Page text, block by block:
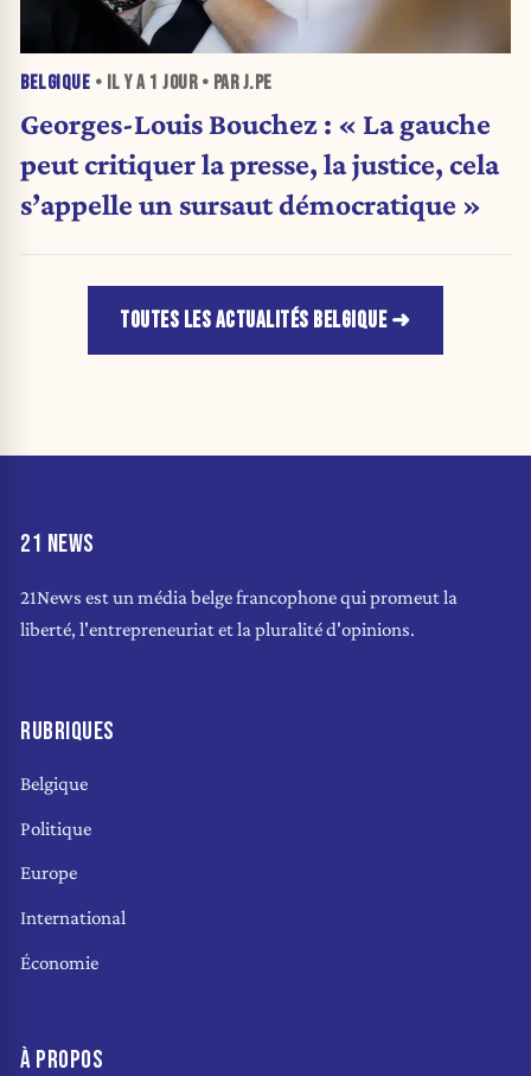
BELGIQUE • IL Y A 1 JOUR• PAR J.PE
Georges-Louis Bouchez : « La gauche
peut critiquer la presse, la justice, cela
s’appelle un sursaut démocratique »
TOUTES LES ACTUALITÉS BELGIQUE
21 NEWS
21News est un média belge francophone qui promeut la
liberté, l'entrepreneuriat et la pluralité d'opinions.
RUBRIQUES
Belgique
Politique
Europe
International
Économie
À PROPOS